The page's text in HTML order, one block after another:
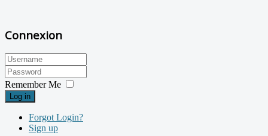
Connexion
Remember Me
Log in
Forgot Login?
Sign up